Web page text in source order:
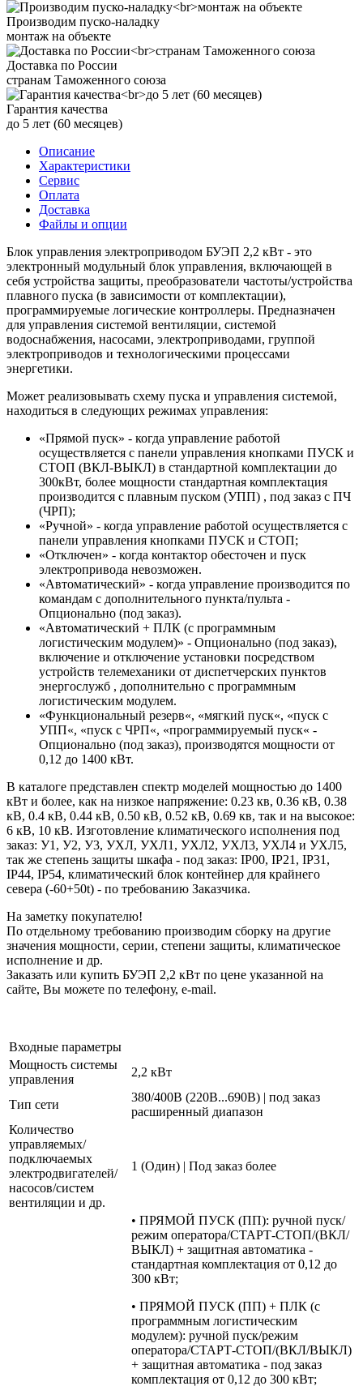
Производим пуско-наладку
монтаж на объекте
Доставка по России
странам Таможенного союза
Гарантия качества
до 5 лет (60 месяцев)
Описание
Характеристики
Сервис
Оплата
Доставка
Файлы и опции
Блок управления электроприводом БУЭП 2,2 кВт - это
электронный модульный блок управления, включающей в
себя устройства защиты, преобразователи частоты/устройства
плавного пуска (в зависимости от комплектации),
программируемые логические контроллеры. Предназначен
для управления системой вентиляции, системой
водоснабжения, насосами, электроприводами, группой
электроприводов и технологическими процессами
энергетики.
Может реализовывать схему пуска и управления системой,
находиться в следующих режимах управления:
«Прямой пуск» - когда управление работой
осуществляется с панели управления кнопками ПУСК и
СТОП (ВКЛ-ВЫКЛ) в стандартной комплектации до
300кВт, более мощности стандартная комплектация
производится с плавным пуском (УПП) , под заказ с ПЧ
(ЧРП);
«Ручной» - когда управление работой осуществляется с
панели управления кнопками ПУСК и СТОП;
«Отключен» - когда контактор обесточен и пуск
электропривода невозможен.
«Автоматический» - когда управление производится по
командам с дополнительного пункта/пульта -
Опционально (под заказ).
«Автоматический + ПЛК (с программным
логистическим модулем)» - Опционально (под заказ),
включение и отключение установки посредством
устройств телемеханики от диспетчерских пунктов
энергослужб , дополнительно с программным
логистическим модулем.
«Функциональный резерв«, «мягкий пуск«, «пуск с
УПП«, «пуск с ЧРП«, «программируемый пуск« -
Опционально (под заказ), производятся мощности от
0,12 до 1400 кВт.
В каталоге представлен спектр моделей мощностью до 1400
кВт и более, как на низкое напряжение: 0.23 кв, 0.36 кВ, 0.38
кВ, 0.4 кВ, 0.44 кВ, 0.50 кВ, 0.52 кВ, 0.69 кв, так и на высокое:
6 кВ, 10 кВ. Изготовление климатического исполнения под
заказ: У1, У2, У3, УХЛ, УХЛ1, УХЛ2, УХЛ3, УХЛ4 и УХЛ5,
так же степень защиты шкафа - под заказ: IP00, IP21, IP31,
IP44, IP54, климатический блок контейнер для крайнего
севера (-60+50t) - по требованию Заказчика.
На заметку покупателю!
По отдельному требованию производим сборку на другие
значения мощности, серии, степени защиты, климатическое
исполнение и др.
Заказать или купить БУЭП 2,2 кВт по цене указанной на
сайте, Вы можете по телефону, e-mail.
Входные параметры
Мощность системы
управления
2,2 кВт
Тип сети
380/400В (220В...690В) | под заказ
расширенный диапазон
Количество
управляемых/
подключаемых
электродвигателей/
насосов/систем
вентиляции и др.
1 (Один) | Под заказ более
• ПРЯМОЙ ПУСК (ПП): ручной пуск/
режим оператора/СТАРТ-СТОП/(ВКЛ/
ВЫКЛ) + защитная автоматика -
стандартная комплектация от 0,12 до
300 кВт;
• ПРЯМОЙ ПУСК (ПП) + ПЛК (с
программным логистическим
модулем): ручной пуск/режим
оператора/СТАРТ-СТОП/(ВКЛ/ВЫКЛ)
+ защитная автоматика - под заказ
комплектация от 0,12 до 300 кВт;